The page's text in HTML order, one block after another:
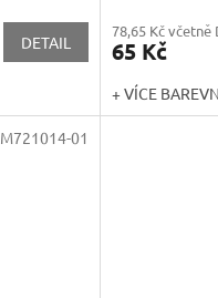
DETAIL
78,65 Kč včetně
65 Kč
+ VÍCE
M721014-01